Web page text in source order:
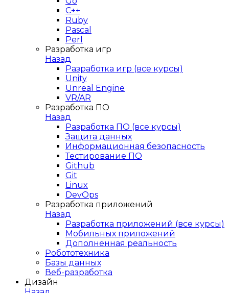
C++
Ruby
Pascal
Perl
Разработка игр
Назад
Разработка игр (все курсы)
Unity
Unreal Engine
VR/AR
Разработка ПО
Назад
Разработка ПО (все курсы)
Защита данных
Информационная безопасность
Тестирование ПО
Github
Git
Linux
DevOps
Разработка приложений
Назад
Разработка приложений (все курсы)
Мобильных приложений
Дополненная реальность
Робототехника
Базы данных
Веб-разработка
Дизайн